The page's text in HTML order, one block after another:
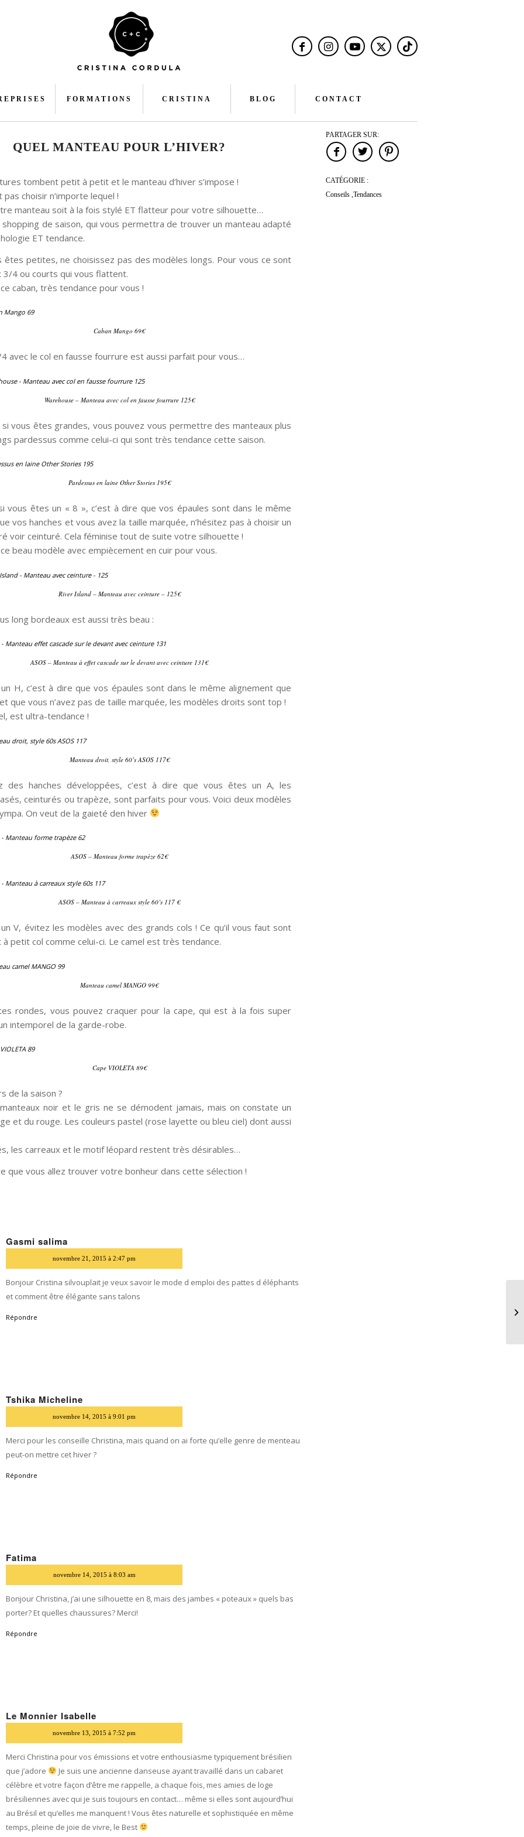
FORMATIONS CRISTINA BLOG CONTACT
QUEL MANTEAU POUR L’HIVER?
tombent petit à petit et le manteau d’hiver s’impose !
pas choisir n’importe lequel !
manteau soit à la fois stylé ET flatteur pour votre silhouette…
shopping de saison, qui vous permettra de trouver un manteau adapté
ET tendance.
êtes petites, ne choisissez pas des modèles longs. Pour vous ce sont
3/4 ou courts qui vous flattent.
ce caban, très tendance pour vous !
Caban Mango 69€
avec le col en fausse fourrure est aussi parfait pour vous…
Warehouse – Manteau avec col en fausse fourrure 125€
si vous êtes grandes, vous pouvez vous permettre des manteaux plus
pardessus comme celui-ci qui sont très tendance cette saison.
Pardessus en laine Other Stories 195€
vous êtes un « 8 », c’est à dire que vos épaules sont dans le même
vos hanches et vous avez la taille marquée, n’hésitez pas à choisir un
voir ceinturé. Cela féminise tout de suite votre silhouette !
beau modèle avec empiècement en cuir pour vous.
River Island – Manteau avec ceinture – 125€
long bordeaux est aussi très beau :
ASOS – Manteau à effet cascade sur le devant avec ceinture 131€
H, c’est à dire que vos épaules sont dans le même alignement que
que vous n’avez pas de taille marquée, les modèles droits sont top !
est ultra-tendance !
Manteau droit, style 60’s ASOS 117€
des hanches développées, c’est à dire que vous êtes un A, les
ceinturés ou trapèze, sont parfaits pour vous. Voici deux modèles
On veut de la gaieté den hiver
ASOS – Manteau forme trapèze 62€
ASOS – Manteau à carreaux style 60’s 117 €
V, évitez les modèles avec des grands cols ! Ce qu’il vous faut sont
à petit col comme celui-ci. Le camel est très tendance.
Manteau camel MANGO 99€
rondes, vous pouvez craquer pour la cape, qui est à la fois super
intemporel de la garde-robe.
Cape VIOLETA 89€
de la saison ?
noir et le gris ne se démodent jamais, mais on constate un
et du rouge. Les couleurs pastel (rose layette ou bleu ciel) dont aussi
les carreaux et le motif léopard restent très désirables…
que vous allez trouver votre bonheur dans cette sélection !
Gasmi salima
novembre 21, 2015 à 2:47 pm
Bonjour Cristina silvouplait je veux savoir le mode d emploi des pattes d éléphants
et comment être élégante sans talons
Répondre
Tshika Micheline
novembre 14, 2015 à 9:01 pm
Merci pour les conseille Christina, mais quand on ai forte qu’elle genre de menteau
peut-on mettre cet hiver ?
Répondre
Fatima
novembre 14, 2015 à 8:03 am
Bonjour Christina, j’ai une silhouette en 8, mais des jambes « poteaux » quels bas
porter? Et quelles chaussures? Merci!
Répondre
Le Monnier Isabelle
novembre 13, 2015 à 7:52 pm
Merci Christina pour vos émissions et votre enthousiasme typiquement brésilien
que j’adore
Je suis une ancienne danseuse ayant travaillé dans un cabaret
célèbre et votre façon d’être me rappelle, a chaque fois, mes amies de loge
brésiliennes avec qui je suis toujours en contact… même si elles sont aujourd’hui
au Brésil et qu’elles me manquent ! Vous êtes naturelle et sophistiquée en même
temps, pleine de joie de vivre, le Best
PARTAGER SUR:
CATÉGORIE :
Conseils ,Tendances